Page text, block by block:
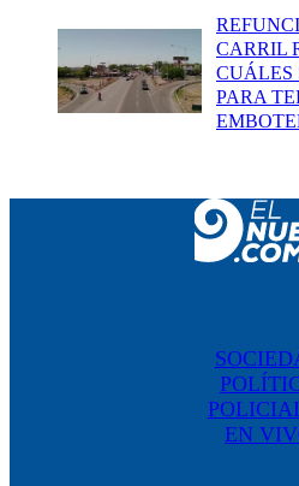
CARRIL
CUÁLES
PARA
EN